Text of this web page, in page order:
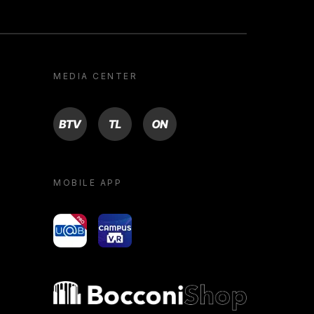
MEDIA CENTER
BTV TL ON
MOBILE APP
yoU@B Campus VR
Bocconi shop